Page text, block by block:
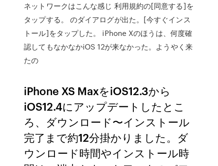
ネットワークはこんな感じ 利用規約の[同意する]を
タップする。 のダイアログが出た。[今すぐインス
トール]をタップした。 iPhone Xのほうは、何度確
認してもなかなかiOS 12が来なかった。ようやく来
たの
iPhone XS MaxをiOS12.3から
iOS12.4にアップデートしたとこ
ろ、ダウンロード〜インストール
完了まで約12分掛かりました。ダ
ウンロード時間やインストール時